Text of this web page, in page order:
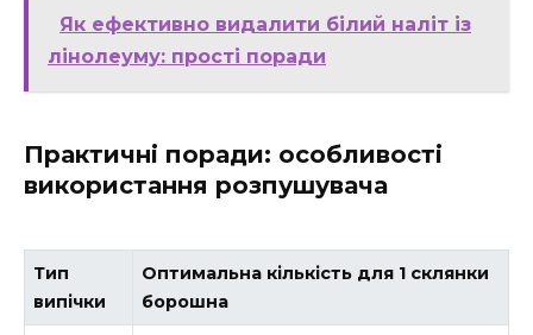
Як ефективно видалити білий наліт із
лінолеуму: прості поради
Практичні поради: особливості
використання розпушувача
Тип
випічки
Оптимальна кількість для 1 склянки
борошна